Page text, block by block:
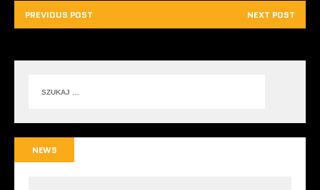
PREVIOUS POST NEXT POST
NEWS